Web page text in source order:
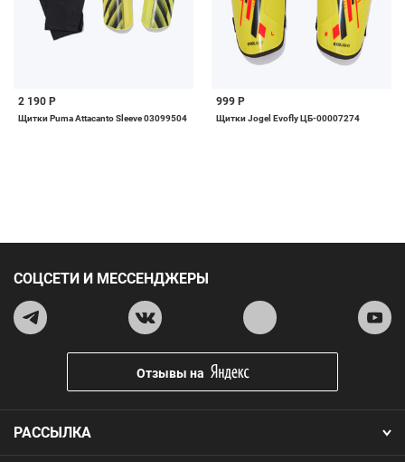
2 190 Р
Щитки Puma Attacanto Sleeve 03099504
999 Р
Щитки Jogel Evofly ЦБ-00007274
РАССЫЛКА
СОЦСЕТИ И МЕССЕНДЖЕРЫ
Отзывы на